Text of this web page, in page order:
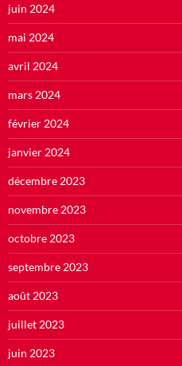
juin 2024
mai 2024
avril 2024
mars 2024
février 2024
janvier 2024
décembre 2023
novembre 2023
octobre 2023
septembre 2023
août 2023
juillet 2023
juin 2023